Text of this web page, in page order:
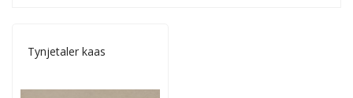
Tynjetaler kaas